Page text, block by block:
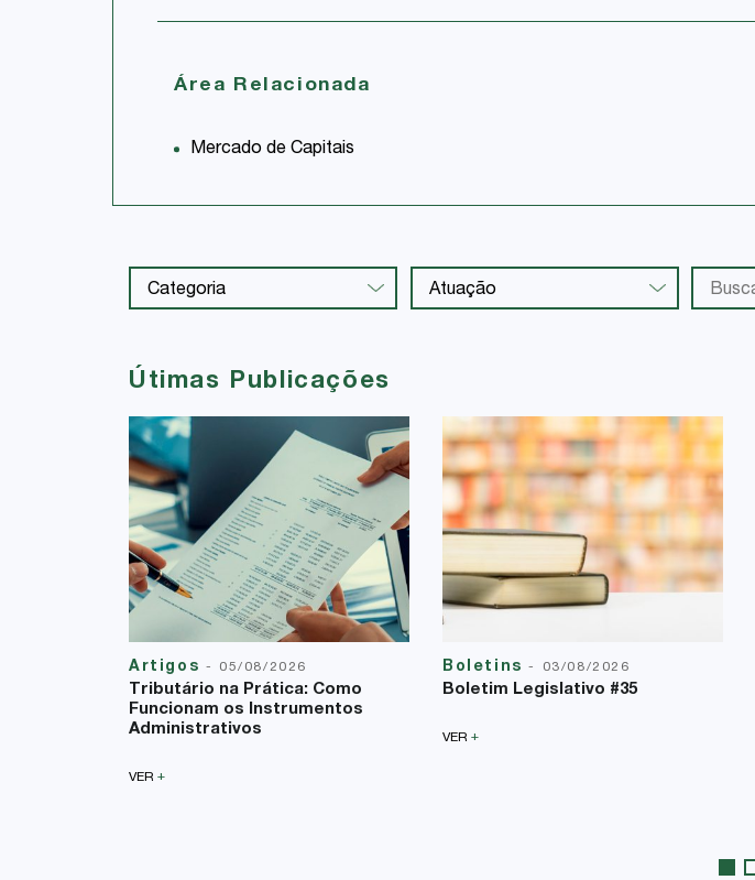
Área Relacionada
Mercado de Capitais
Útimas Publicações
Artigos - 05/08/2026
Tributário na Prática: Como
Funcionam os Instrumentos
Administrativos
VER +
Boletins- 03/08/2026
Boletim Legislativo #35
VER +